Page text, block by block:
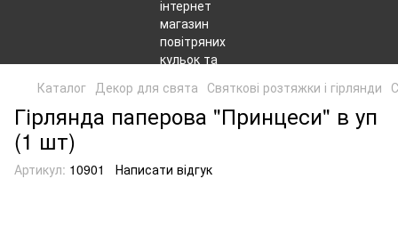
Каталог Декор для свята Святкові розтяжки і гірлянди
Гірлянда паперова "Принцеси" в уп
(1 шт)
Артикул: 10901 Написати відгук